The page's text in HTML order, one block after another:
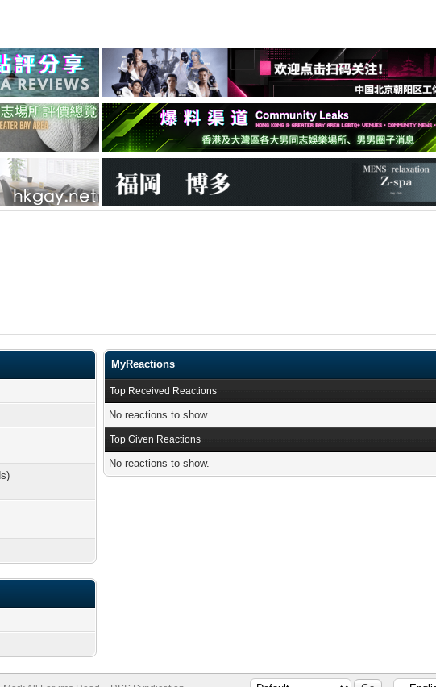
MyReactions
Top Received Reactions
No reactions to show.
Top Given Reactions
No reactions to show.